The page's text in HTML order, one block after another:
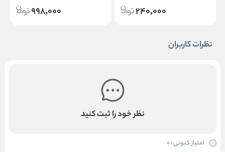
240,000
998,000
نظرات کاربران
نظر خود را ثبت کنید
امتیاز کنونی : 0